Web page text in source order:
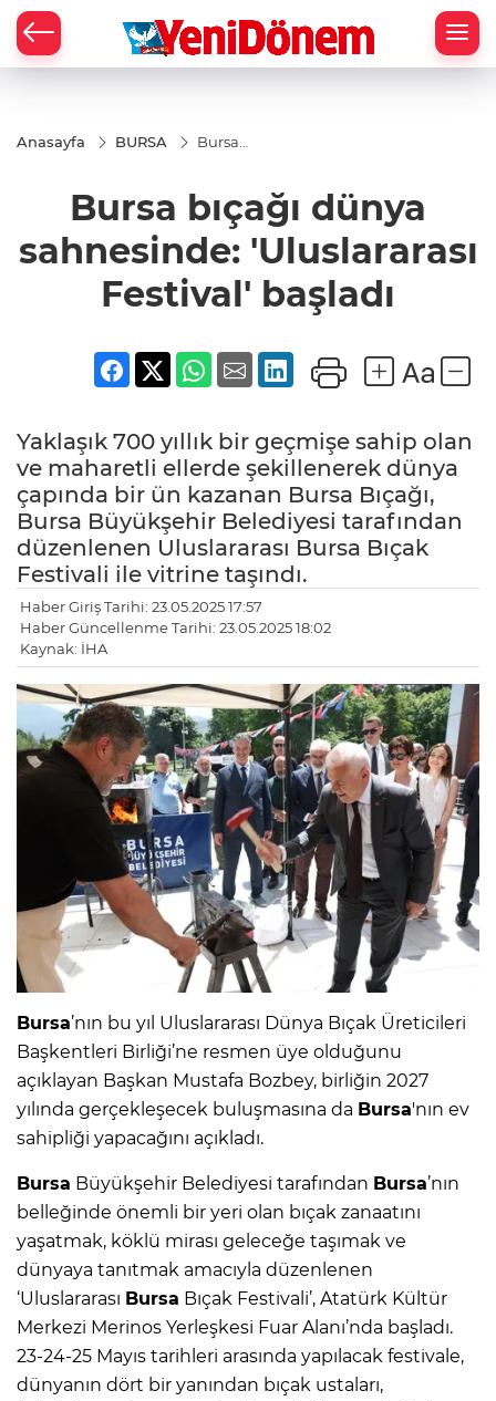
Anasayfa BURSA
Bursa
sahnesinde:
'Uluslararası
Festival'
başladı
Bursa bıçağı dünya
sahnesinde: 'Uluslararası
Festival' başladı
Yaklaşık 700 yıllık bir geçmişe sahip olan
ve maharetli ellerde şekillenerek dünya
çapında bir ün kazanan Bursa Bıçağı,
Bursa Büyükşehir Belediyesi tarafından
düzenlenen Uluslararası Bursa Bıçak
Festivali ile vitrine taşındı.
Haber Giriş Tarihi: 23.05.2025 17:57
Haber Güncellenme Tarihi: 23.05.2025 18:02
Kaynak: İHA
Bursa’nın bu yıl Uluslararası Dünya Bıçak Üreticileri
Başkentleri Birliği’ne resmen üye olduğunu
açıklayan Başkan Mustafa Bozbey, birliğin 2027
yılında gerçekleşecek buluşmasına da Bursa'nın ev
sahipliği yapacağını açıkladı.
Bursa Büyükşehir Belediyesi tarafından Bursa’nın
belleğinde önemli bir yeri olan bıçak zanaatını
yaşatmak, köklü mirası geleceğe taşımak ve
dünyaya tanıtmak amacıyla düzenlenen
‘Uluslararası Bursa Bıçak Festivali’, Atatürk Kültür
Merkezi Merinos Yerleşkesi Fuar Alanı’nda başladı.
23-24-25 Mayıs tarihleri arasında yapılacak festivale,
dünyanın dört bir yanından bıçak ustaları,